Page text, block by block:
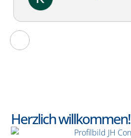
Herzlich willkommen!